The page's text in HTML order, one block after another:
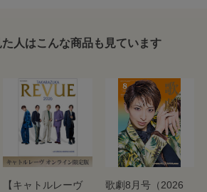
人はこんな商品も見ています
【キャトルレーヴ
歌劇8月号（2026